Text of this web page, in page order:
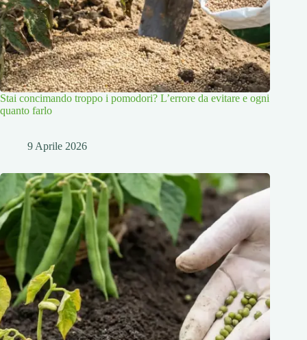
Stai concimando troppo i pomodori? L’errore da evitare e ogni
quanto farlo
9 Aprile 2026